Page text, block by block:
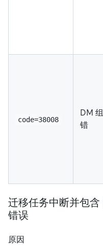
code=38008
DM
错
迁移任务中断并包含
错误
原因